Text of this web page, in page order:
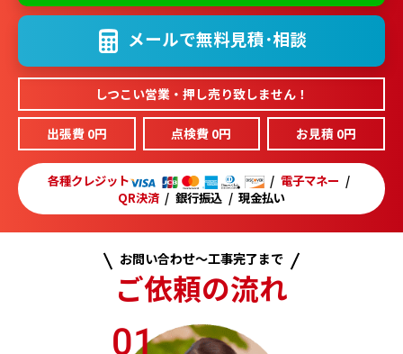
メールで無料見積･相談
しつこい営業・押し売り致しません！
出張費 0円 点検費 0円 お見積 0円
各種クレジット
電子マネー
QR決済
銀行振込 現金払い
お問い合わせ～工事完了まで
ご依頼の流れ
01